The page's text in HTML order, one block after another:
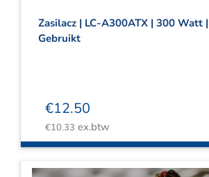
Zasilacz | LC-A300ATX | 300 Watt |
Gebruikt
€12.50
€10.33 ex.btw